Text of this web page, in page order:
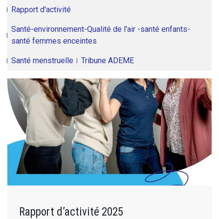
Rapport d'activité
Santé-environnement-Qualité de l'air -santé enfants-
santé femmes enceintes
Santé menstruelle Tribune ADEME
Rapport d’activité 2025